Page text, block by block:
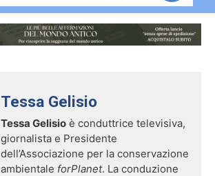
Tessa Gelisio
Tessa Gelisio è conduttrice televisiva,
giornalista e Presidente
dell’Associazione per la conservazione
ambientale forPlanet. La conduzione